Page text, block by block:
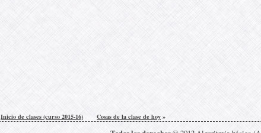
Inicio de clases (curso 2015-16) Cosas de la clase de hoy »